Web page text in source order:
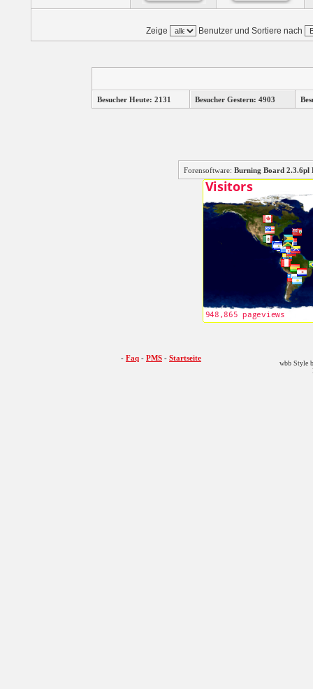
Zeige Benutzer und Sortiere nach
Besucher Heute: 2131 Besucher Gestern: 4903
Forensoftware: Burning Board
- Faq - PMS - Startseite
wbb Style